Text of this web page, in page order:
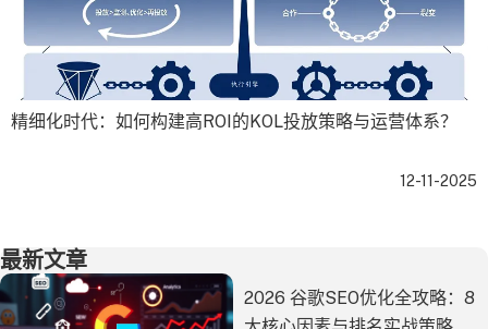
精细化时代：如何构建高ROI的KOL投放策略与运营体系？
12-11-2025
最新文章
2026 谷歌SEO优化全攻略：8